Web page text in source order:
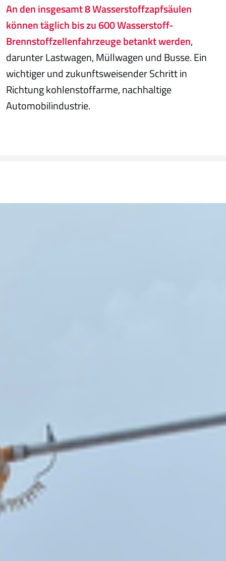
An den insgesamt 8 Wasserstoffzapfsäulen
können täglich bis zu 600 Wasserstoff-
Brennstoffzellenfahrzeuge betankt werden,
darunter Lastwagen, Müllwagen und Busse. Ein
wichtiger und zukunftsweisender Schritt in
Richtung kohlenstoffarme, nachhaltige
Automobilindustrie.